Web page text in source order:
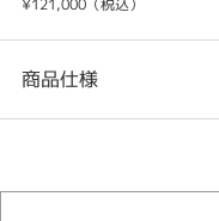
¥121,000（税込）
商品仕様
時計